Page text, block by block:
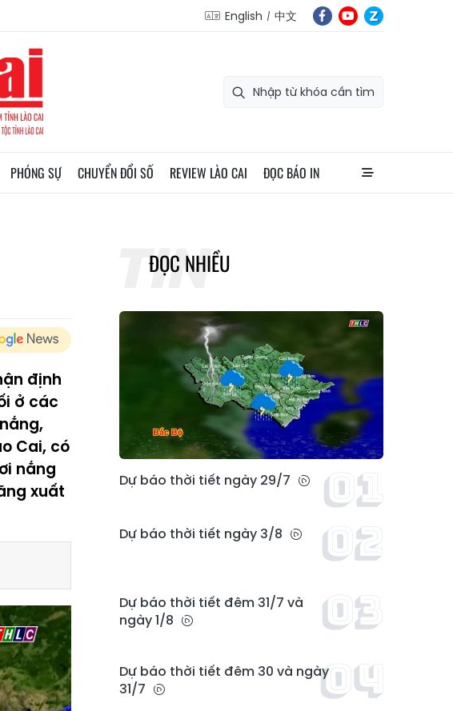
English 中文
PHÓNG SỰ CHUYỂN ĐỔI SỐ REVIEW LÀO CAI ĐỌC BÁO IN
định
ở các
Cai, có
nắng
xuất
ĐỌC NHIỀU
Dự báo thời tiết ngày 29/7
Dự báo thời tiết ngày 3/8
Dự báo thời tiết đêm 31/7 và
ngày 1/8
Dự báo thời tiết đêm 30 và ngày
31/7